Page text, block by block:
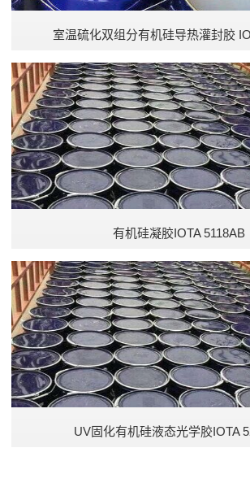
室温硫化双组分有机硅导热灌封胶
有机硅凝胶IOTA 5118AB
UV固化有机硅液态光学胶IOTA